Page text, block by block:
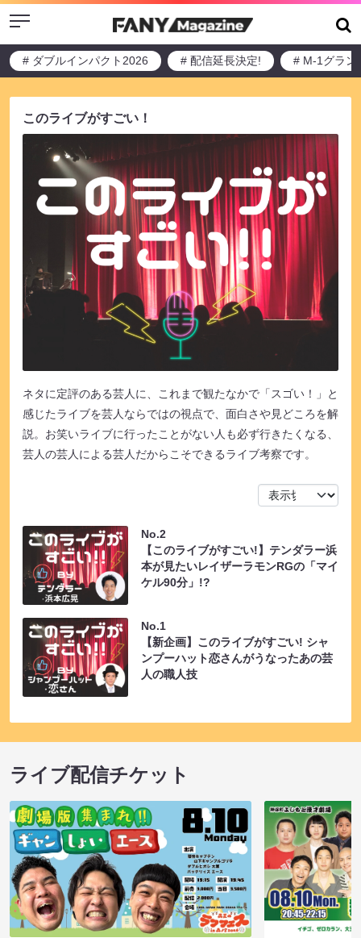
Menu
# ダブルインパクト2026 # 配信延長決定! # M-1グラン
このライブがすごい！
ネタに定評のある芸人に、これまで観たなかで「スゴい！」と
感じたライブを芸人ならではの視点で、面白さや見どころを解
説。お笑いライブに行ったことがない人も必ず行きたくなる、
芸人の芸人による芸人だからこそできるライブ考察です。
No.2
【このライブがすごい!】テンダラー浜
本が見たいレイザーラモンRGの「マイ
ケル90分」!?
No.1
【新企画】このライブがすごい! シャ
ンプーハット恋さんがうなったあの芸
人の職人技
ライブ配信チケット